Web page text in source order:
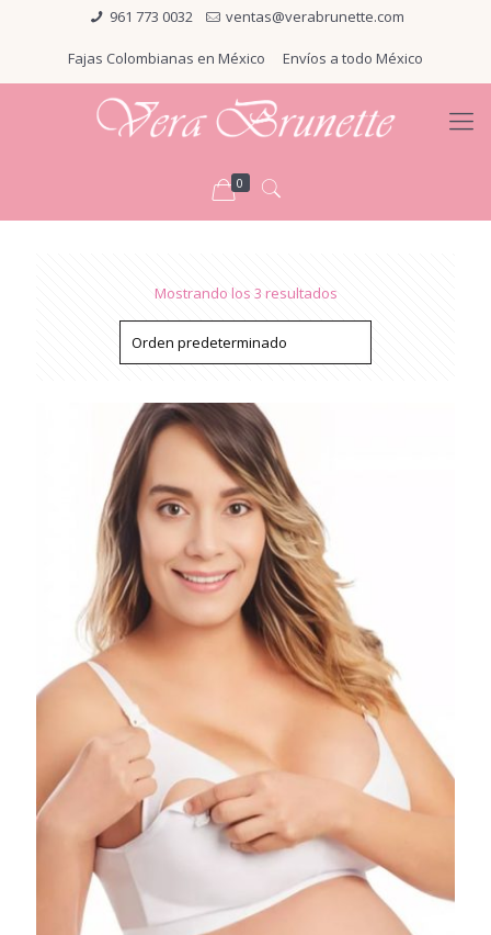
961 773 0032 ventas@verabrunette.com
Fajas Colombianas en México Envíos a todo México
0
Mostrando los 3 resultados